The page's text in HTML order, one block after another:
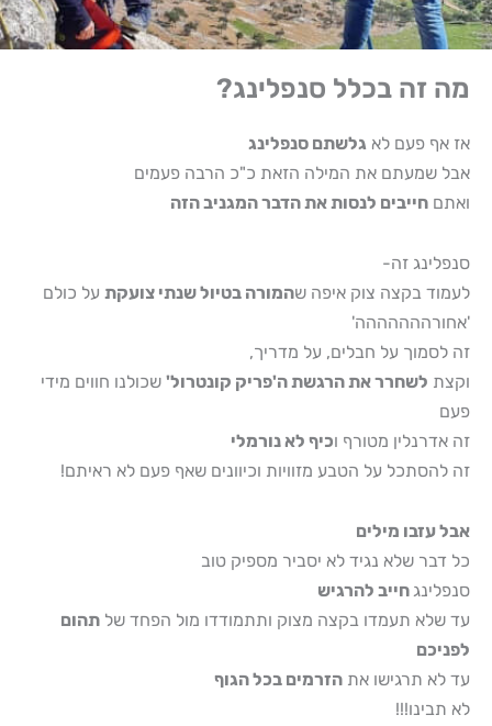
מה זה בכלל סנפלינג?
אז אף פעם לא גלשתם סנפלינג
אבל שמעתם את המילה הזאת כ"כ הרבה פעמים
ואתם חייבים לנסות את הדבר המגניב הזה
סנפלינג זה-
לעמוד בקצה צוק איפה שהמורה בטיול שנתי צועקת על כולם
'אחורההההההה'
זה לסמוך על חבלים, על מדריך,
וקצת לשחרר את הרגשת ה'פריק קונטרול' שכולנו חווים מידי
פעם
זה אדרנלין מטורף וכיף לא נורמלי
זה להסתכל על הטבע מזוויות וכיוונים שאף פעם לא ראיתם!
אבל עזבו מילים
כל דבר שלא נגיד לא יסביר מספיק טוב
סנפלינגחייב להרגיש
עד שלא תעמדו בקצה מצוק ותתמודדו מול הפחד של תהום
לפניכם
עד לא תרגישו את הזרמים בכל הגוף
לא תבינו!!!